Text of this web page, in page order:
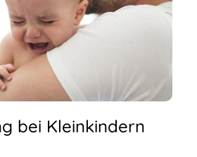
bei Kleinkindern